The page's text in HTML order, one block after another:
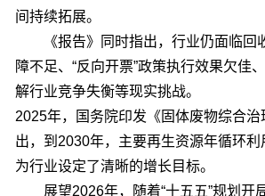
间持续拓展。
《报告》同时指出，行业仍面临回
障不足、“反向开票”政策执行效果欠佳
解行业竞争失衡等现实挑战。
2025年，国务院印发《固体废物综合治
出，到2030年，主要再生资源年循环利
为行业设定了清晰的增长目标。
展望2026年，随着“十五五”规划开